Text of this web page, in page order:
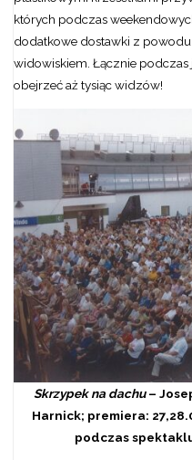
których podczas
dodatkowe dostawki z
widowiskiem. Łącznie
obejrzeć aż tysiąc widzów!
Skrzypek na dachu–
Harnick; premiera:
podczas